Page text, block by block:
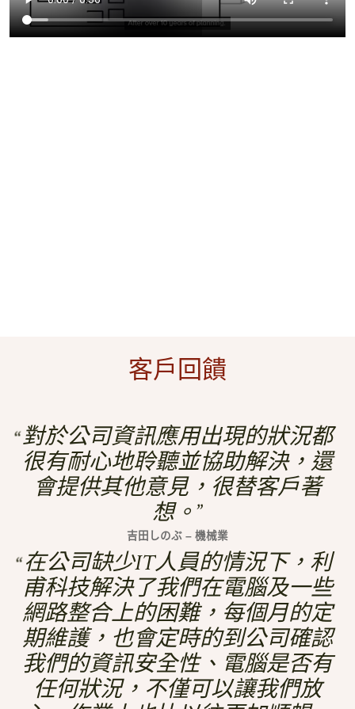
客戶回饋
對於公司資訊應用出現的狀況都
很有耐心地聆聽並協助解決，還
會提供其他意見，很替客戶著
想。
吉田しのぶ – 機械業
在公司缺少IT人員的情況下，利
甫科技解決了我們在電腦及一些
網路整合上的困難，每個月的定
期維護，也會定時的到公司確認
我們的資訊安全性、電腦是否有
任何狀況，不僅可以讓我們放